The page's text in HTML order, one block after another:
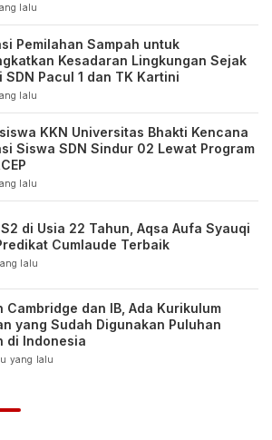
lalu
Pemilahan Sampah untuk
Kesadaran Lingkungan Sejak
SDN Pacul 1 dan TK Kartini
lalu
KKN Universitas Bhakti Kencana
Siswa SDN Sindur 02 Lewat Program
lalu
di Usia 22 Tahun, Aqsa Aufa Syauqi
Cumlaude Terbaik
lalu
Cambridge dan IB, Ada Kurikulum
yang Sudah Digunakan Puluhan
di Indonesia
yang lalu